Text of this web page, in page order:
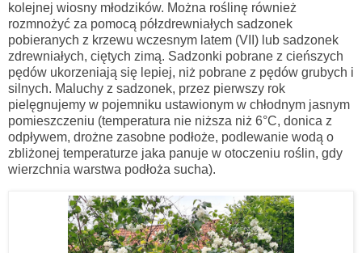
kolejnej wiosny młodzików. Można roślinę również
rozmnożyć za pomocą półzdrewniałych sadzonek
pobieranych z krzewu wczesnym latem (VII) lub sadzonek
zdrewniałych, ciętych zimą. Sadzonki pobrane z cieńszych
pędów ukorzeniają się lepiej, niż pobrane z pędów grubych i
silnych. Maluchy z sadzonek, przez pierwszy rok
pielęgnujemy w pojemniku ustawionym w chłodnym jasnym
pomieszczeniu (temperatura nie niższa niż 6°C, donica z
odpływem, drożne zasobne podłoże, podlewanie wodą o
zbliżonej temperaturze jaka panuje w otoczeniu roślin, gdy
wierzchnia warstwa podłoża sucha).